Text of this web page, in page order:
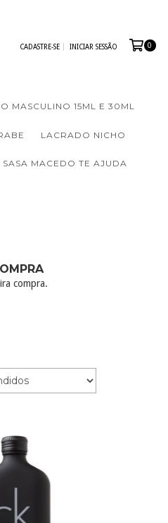
CADASTRE-SE INICIAR SESSÃO 0
MASCULINO 15ML E 30ML
LACRADO NICHO
SASA MACEDO TE AJUDA
compra.